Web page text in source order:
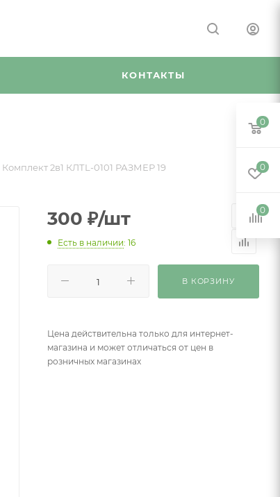
КОНТАКТЫ
Комплект 2в1 КЛТL-0101 РАЗМЕР 19
300 ₽/шт
Есть в наличии: 16
В КОРЗИНУ
Цена действительна только для интернет-
магазина и может отличаться от цен в
розничных магазинах
0
0
0